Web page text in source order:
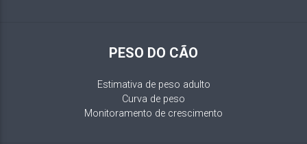
PESO DO CÃO
Estimativa de peso adulto
Curva de peso
Monitoramento de crescimento